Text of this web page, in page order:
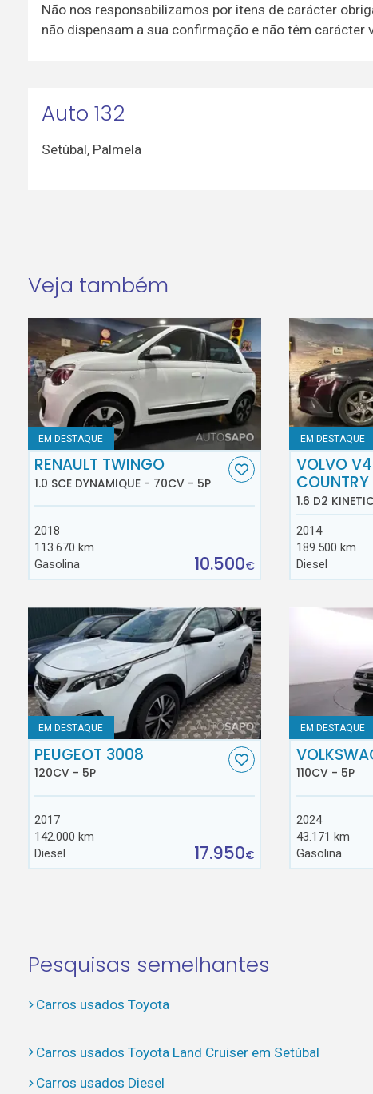
Não nos responsabilizamos por itens de carácter
não dispensam a sua confirmação e não têm carácter
Auto 132
Setúbal, Palmela
Veja também
EM DESTAQUE
RENAULT TWINGO
1.0 SCE DYNAMIQUE - 70CV - 5P
2018
113.670 km
Gasolina
10.500€
EM DESTAQUE
VOLVO
COUNTRY
1.6 D2
2014
189.500 km
Diesel
EM DESTAQUE
PEUGEOT 3008
120CV - 5P
2017
142.000 km
Diesel
17.950€
EM DESTAQUE
110CV - 5P
2024
43.171 km
Gasolina
Pesquisas semelhantes
Carros usados Toyota
Carros usados Toyota Land Cruiser em Setúbal
Carros usados Diesel